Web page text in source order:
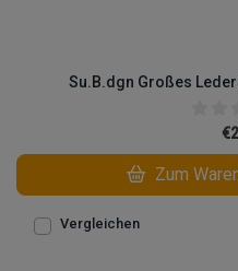
Su.B.dgn Großes
Zum
Vergleichen